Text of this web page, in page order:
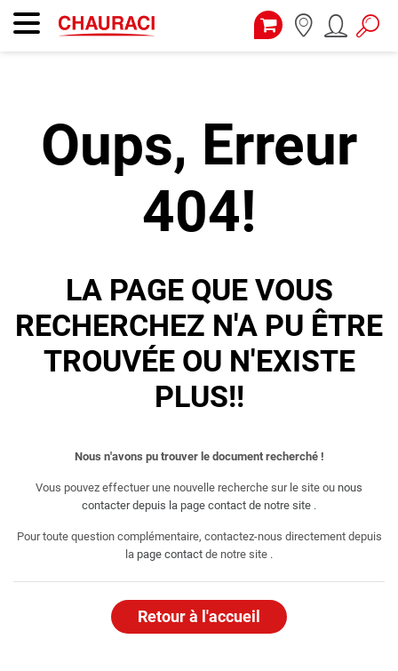
Oups, Erreur
404!
LA PAGE QUE VOUS
RECHERCHEZ N'A PU ÊTRE
TROUVÉE OU N'EXISTE
PLUS!!
Nous n'avons pu trouver le document recherché !
Vous pouvez effectuer une nouvelle recherche sur le site ou nous
contacter depuis la page contact de notre site .
Pour toute question complémentaire, contactez-nous directement depuis
la page contact de notre site .
Retour à l'accueil